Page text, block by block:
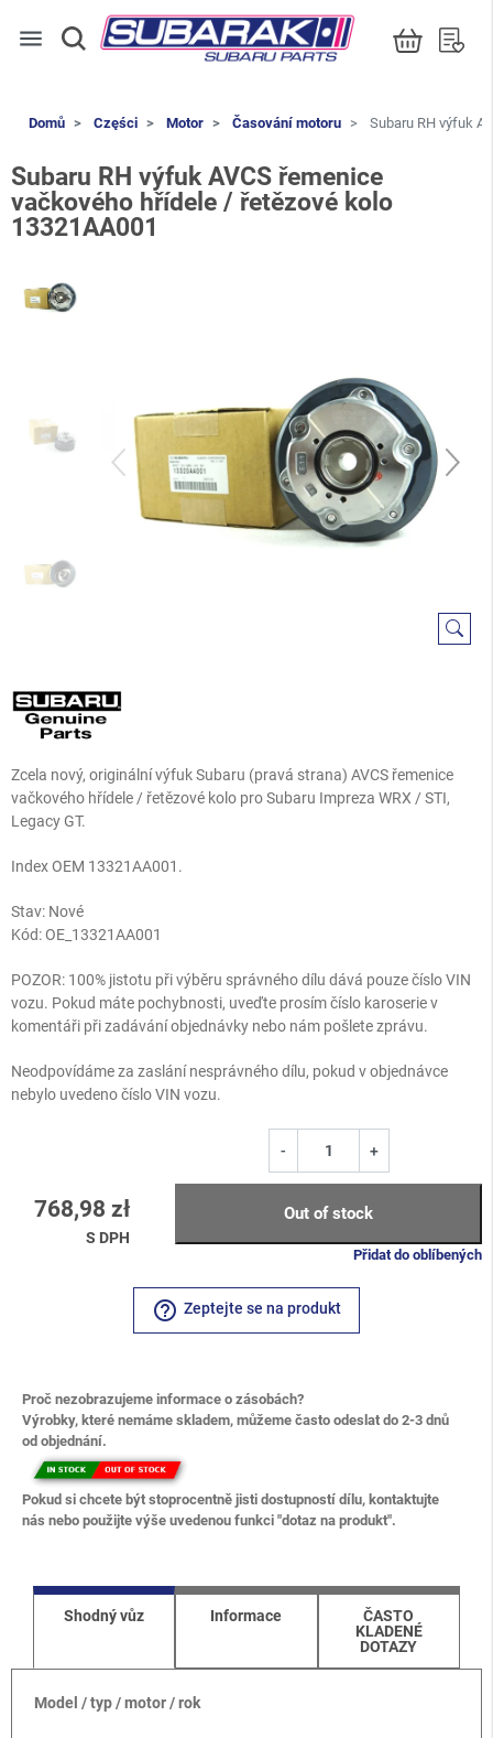
menu
Domů Części Motor Časování motoru Subaru RH výfuk
Subaru RH výfuk AVCS řemenice
vačkového hřídele / řetězové kolo
13321AA001
Zcela nový, originální výfuk Subaru (pravá strana) AVCS řemenice
vačkového hřídele / řetězové kolo pro Subaru Impreza WRX / STI,
Legacy GT.
Index OEM 13321AA001.
Stav: Nové
Kód:OE_13321AA001
POZOR: 100% jistotu při výběru správného dílu dává pouze číslo VIN
vozu. Pokud máte pochybnosti, uveďte prosím číslo karoserie v
komentáři při zadávání objednávky nebo nám pošlete zprávu.
Neodpovídáme za zaslání nesprávného dílu, pokud v objednávce
nebylo uvedeno číslo VIN vozu.
768,98 zł
S DPH
- +
Out of stock
Přidat do oblíbených
help_outline Zeptejte se na produkt
Proč nezobrazujeme informace o zásobách?
Výrobky, které nemáme skladem, můžeme často odeslat do 2-3 dnů
od objednání.
Pokud si chcete být stoprocentně jisti dostupností dílu, kontaktujte
nás nebo použijte výše uvedenou funkci "dotaz na produkt".
Shodný vůz Informace
ČASTO
KLADENÉ
DOTAZY
Model / typ / motor / rok